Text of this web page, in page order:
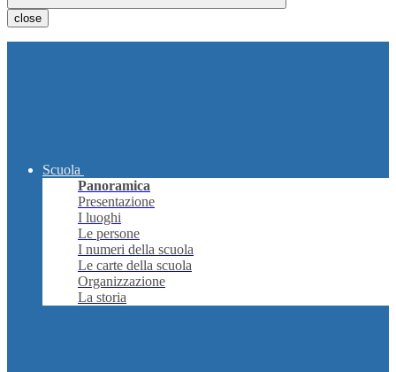
close
Scuola
Panoramica
Presentazione
I luoghi
Le persone
I numeri della scuola
Le carte della scuola
Organizzazione
La storia